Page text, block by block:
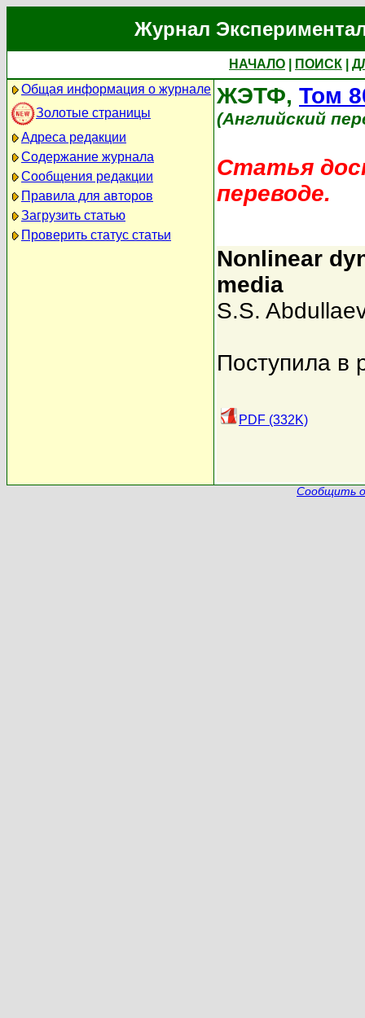
Журнал
НАЧАЛО ПОИСК
Общая информация о журнале
Золотые страницы
Адреса редакции
Содержание журнала
Сообщения редакции
Правила для авторов
Загрузить статью
Проверить статус статьи
ЖЭТФ, Том
(Английский
Статья
переводе.
Nonlinear
media
S.S. Abdullaev
Поступила в
PDF (332K)
Сообщить о